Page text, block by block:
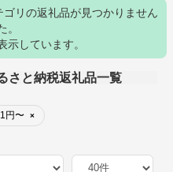
ゴリの返礼品が見つかりません
。
示しています。
さと納税返礼品一覧
円〜 ×